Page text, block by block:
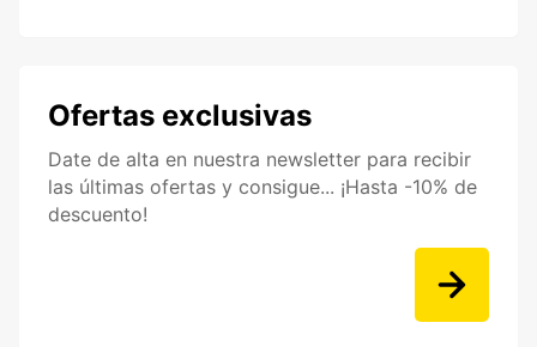
Ofertas exclusivas
Date de alta en nuestra newsletter para recibir
las últimas ofertas y consigue... ¡Hasta -10% de
descuento!